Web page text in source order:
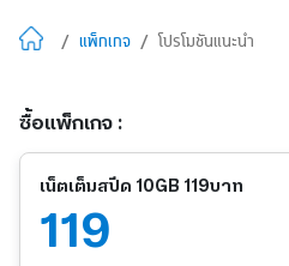
/ แพ็กเกจ / โปรโมชันแนะนำ
ซื้อแพ็กเกจ :
เน็ตเต็มสปีด 10GB 119บาท
119